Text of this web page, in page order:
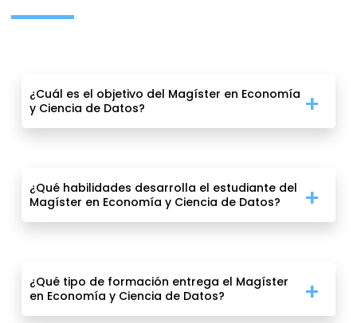
¿Cuál es el objetivo del Magíster en Economía
y Ciencia de Datos?
¿Qué habilidades desarrolla el estudiante del
Magíster en Economía y Ciencia de Datos?
¿Qué tipo de formación entrega el Magíster
en Economía y Ciencia de Datos?